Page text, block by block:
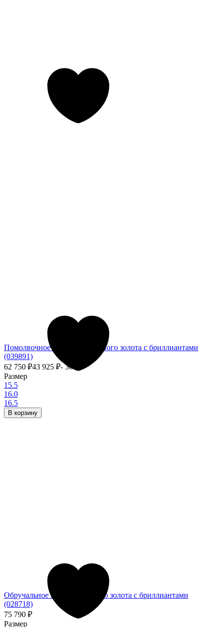
Помолвочное кольцо из красного золота с бриллиантами
(039891)
62 750 ₽43 925 ₽- 30%
Размер
15.5
16.0
16.5
В корзину
Обручальное кольцо из белого золота с бриллиантами
(028718)
75 790 ₽
Размер